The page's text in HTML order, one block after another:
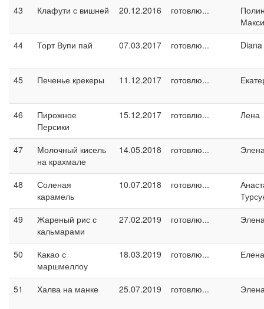
43
Клафути с вишней 20.12.2016 готовлю...
44
Торт Вупи пай 07.03.2017 готовлю... Diana
45 Печенье крекеры 11.12.2017 готовлю...
46
Пирожное
Персики
15.12.2017 готовлю... Лена
47
Молочный кисель
на крахмале
14.05.2018 готовлю...
48
Соленая
карамель
10.07.2018 готовлю...
49
Жареный рис с
кальмарами
27.02.2019 готовлю...
50
Какао с
маршмеллоу
18.03.2019 готовлю...
51 Халва на манке 25.07.2019 готовлю...